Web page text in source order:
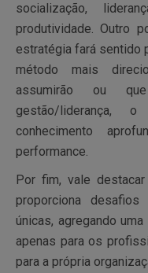
socialização,
produtividade. Outro
estratégia fará sentido
método mais
assumirão ou
gestão/liderança,
conhecimento
performance.
Por fim, vale
proporciona
únicas, agregando
apenas para os
para a própria